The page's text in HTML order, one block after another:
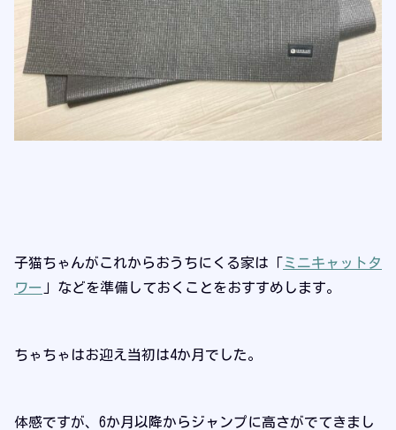
子猫ちゃんがこれからおうちにくる家は「ミニキャットタ
ワー 」などを準備しておくことをおすすめします。
ちゃちゃはお迎え当初は4か月でした。
体感ですが、6か月以降からジャンプに高さがでてきまし